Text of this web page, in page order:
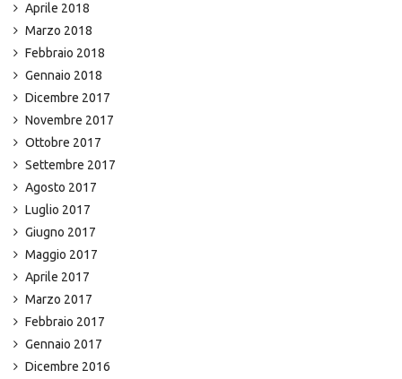
Aprile 2018
Marzo 2018
Febbraio 2018
Gennaio 2018
Dicembre 2017
Novembre 2017
Ottobre 2017
Settembre 2017
Agosto 2017
Luglio 2017
Giugno 2017
Maggio 2017
Aprile 2017
Marzo 2017
Febbraio 2017
Gennaio 2017
Dicembre 2016